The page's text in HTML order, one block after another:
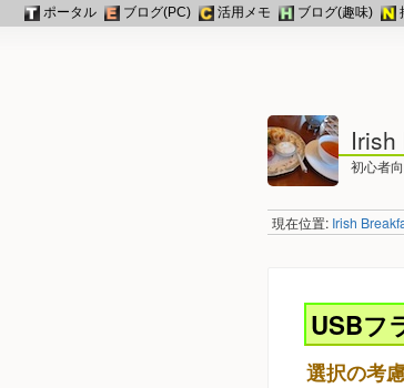
Irish
初心者
現在位置: Irish
USBフ
選択の考
ポータル ブログ(PC) 活用メモ ブログ(趣味)